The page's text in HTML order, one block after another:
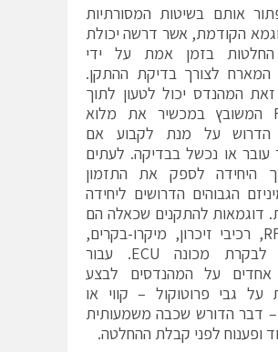
אותם בשיטות המסורתיות
הקודמת, אשר דרשה יכולת
בזמן אמת על ידי
לצורך בדיקת ההתקן.
המהנדס יכול לטעון לתוך
ה-FPGA המשובץ במכשיר את מלוא
הדרוש על מנת לקבוע אם
עובר או נכשל בבדיקה. לעתים
היחידה לספק את התזמון
הגבוהים הדרושים ליחידה
דוגמאות להתקנים שכאלה הם
תגי RFID, רכיבי זיכרון, מיקרו-בקרים,
ויחידות לבקרת מכונה ECU. עבור
אחדים על המהנדסים לבצע
על גבי פרוטוקול – קווי או
– דבר הדורש שכבה משמעותית
ופענוח לפני קבלת ההחלטה.